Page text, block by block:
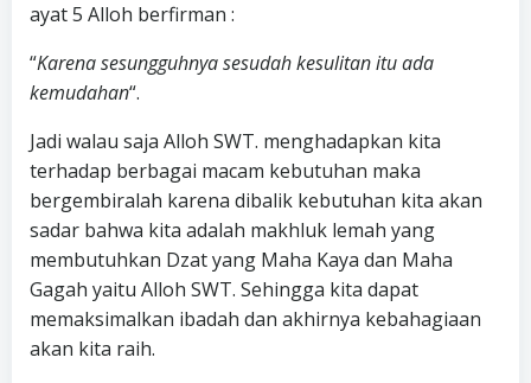
ayat 5 Alloh berfirman :
“Karena sesungguhnya sesudah kesulitan itu ada
kemudahan“.
Jadi walau saja Alloh SWT. menghadapkan kita
terhadap berbagai macam kebutuhan maka
bergembiralah karena dibalik kebutuhan kita akan
sadar bahwa kita adalah makhluk lemah yang
membutuhkan Dzat yang Maha Kaya dan Maha
Gagah yaitu Alloh SWT. Sehingga kita dapat
memaksimalkan ibadah dan akhirnya kebahagiaan
akan kita raih.